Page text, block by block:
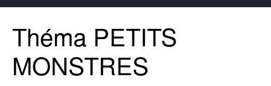
Théma PETITS
MONSTRES